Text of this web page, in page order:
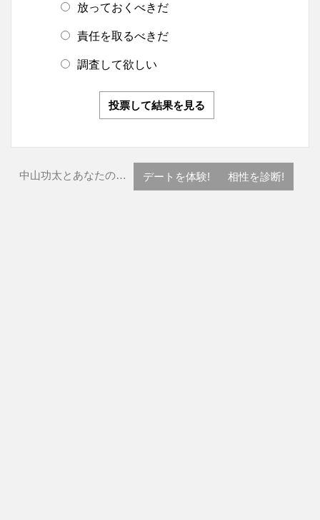
放っておくべきだ
責任を取るべきだ
調査して欲しい
投票して結果を見る
中山功太とあなたの… デートを体験! 相性を診断!